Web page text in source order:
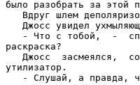
было разобрать за этой
Вдруг шлем
Джосс увидел
- Что с тобой,  -
раскраска?
Джосс  засмеялся,
утилизатор.
- Слушай, а правда,